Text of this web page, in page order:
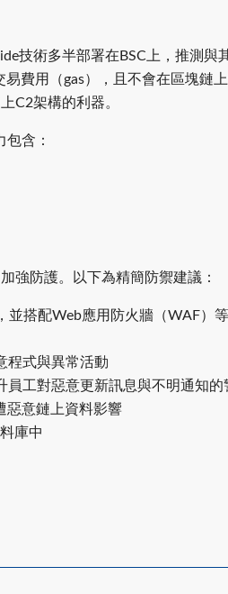
技術多半部署在BSC上，推測與
費用（gas），且不會在區塊鏈
C2架構的利器。
含：
強防護。以下為精簡防禦建議：
搭配Web應用防火牆（WAF）
程式與異常活動
工對惡意更新訊息與不明通知的
惡意鏈上資料影響
庫中